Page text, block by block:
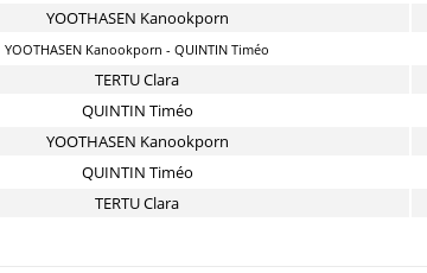
YOOTHASEN Kanookporn
YOOTHASEN Kanookporn - QUINTIN Timéo
TERTU Clara
QUINTIN Timéo
YOOTHASEN Kanookporn
QUINTIN Timéo
TERTU Clara